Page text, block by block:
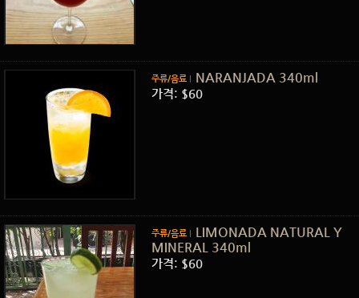
주류/음료 NARANJADA 340ml
가격: $60
주류/음료
LIMONADA NATURAL Y
MINERAL 340ml
가격: $60